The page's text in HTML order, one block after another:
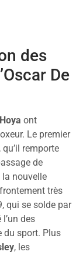
des
De
ont
Le premier
remporte
de
nouvelle
très
qui se solde par
des
du sport. Plus
, les